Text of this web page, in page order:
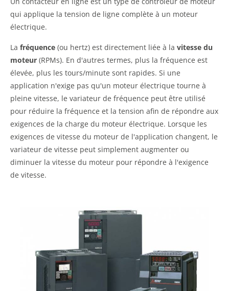
qui applique la tension de ligne complète à un moteur
électrique.
La fréquence (ou hertz) est directement liée à la vitesse du
moteur (RPMs). En d'autres termes, plus la fréquence est
élevée, plus les tours/minute sont rapides. Si une
application n'exige pas qu'un moteur électrique tourne à
pleine vitesse, le variateur de fréquence peut être utilisé
pour réduire la fréquence et la tension afin de répondre aux
exigences de la charge du moteur électrique. Lorsque les
exigences de vitesse du moteur de l'application changent, le
variateur de vitesse peut simplement augmenter ou
diminuer la vitesse du moteur pour répondre à l'exigence
de vitesse.